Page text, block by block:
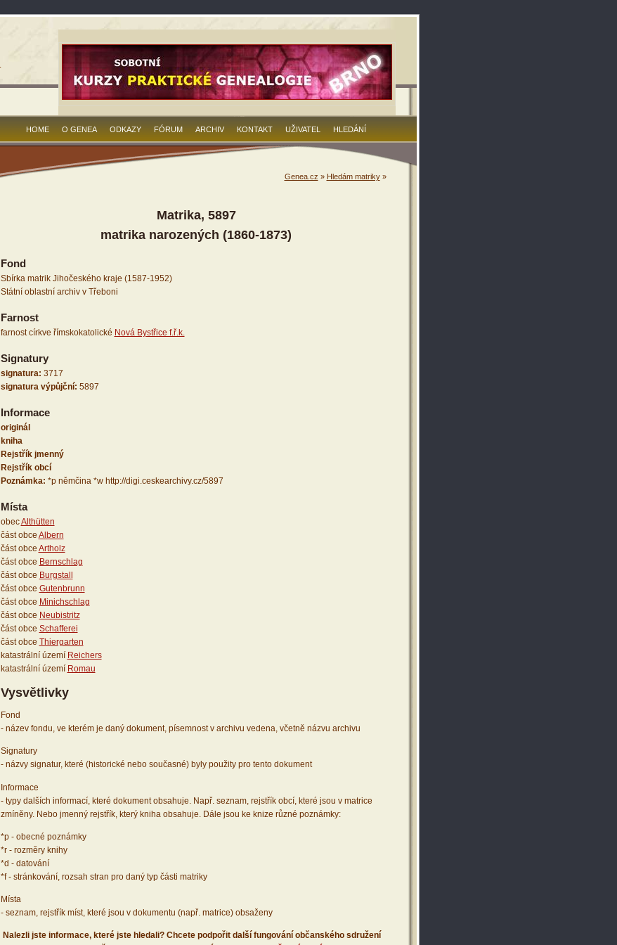
HOME O GENEA ODKAZY FÓRUM ARCHIV KONTAKT UŽIVATEL HLEDÁNÍ
Genea.cz » Hledám matriky»
Matrika, 5897
matrika narozených (1860-1873)
Fond
Sbírka matrik Jihočeského kraje (1587-1952)
Státní oblastní archiv v Třeboni
Farnost
farnost církve římskokatolické Nová Bystřice f.ř.k.
Signatury
signatura: 3717
signatura výpůjční: 5897
Informace
originál
kniha
Rejstřík jmenný
Rejstřík obcí
Poznámka: *p němčina *w http://digi.ceskearchivy.cz/5897
Místa
obecAlthütten
část obce Albern
část obce Artholz
část obce Bernschlag
část obce Burgstall
část obce Gutenbrunn
část obce Minichschlag
část obce Neubistritz
část obce Schafferei
část obce Thiergarten
katastrální území Reichers
katastrální území Romau
Vysvětlivky
Fond
- název fondu, ve kterém je daný dokument, písemnost v archivu vedena, včetně názvu archivu
Signatury
- názvy signatur, které (historické nebo současné) byly použity pro tento dokument
Informace
- typy dalších informací, které dokument obsahuje. Např. seznam, rejstřík obcí, které jsou v matrice
zmíněny. Nebo jmenný rejstřík, který kniha obsahuje. Dále jsou ke knize různé poznámky:
*p - obecné poznámky
*r - rozměry knihy
*d - datování
*f - stránkování, rozsah stran pro daný typ části matriky
Místa
- seznam, rejstřík míst, které jsou v dokumentu (např. matrice) obsaženy
Nalezli jste informace, které jste hledali? Chcete podpořit další fungování občanského sdružení